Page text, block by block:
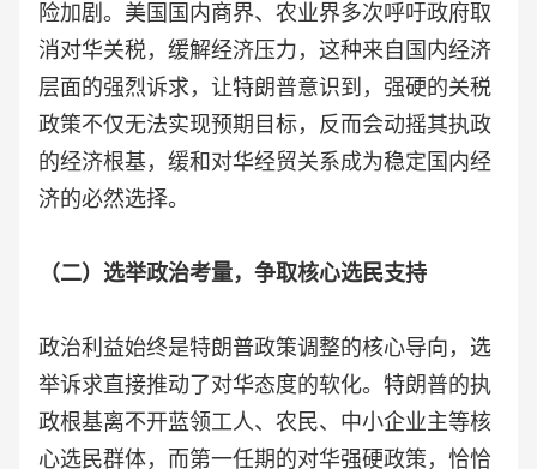
险加剧。美国国内商界、农业界多次呼吁政府取
消对华关税，缓解经济压力，这种来自国内经济
层面的强烈诉求，让特朗普意识到，强硬的关税
政策不仅无法实现预期目标，反而会动摇其执政
的经济根基，缓和对华经贸关系成为稳定国内经
济的必然选择。
（二）选举政治考量，争取核心选民支持
政治利益始终是特朗普政策调整的核心导向，选
举诉求直接推动了对华态度的软化。特朗普的执
政根基离不开蓝领工人、农民、中小企业主等核
心选民群体，而第一任期的对华强硬政策，恰恰